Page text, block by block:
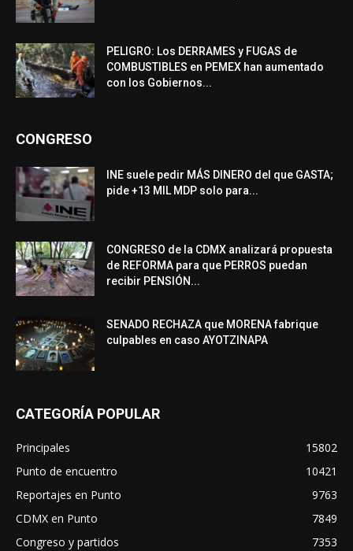
PELIGRO: Los DERRAMES y FUGAS de
COMBUSTIBLES en PEMEX han aumentado
con los Gobiernos...
CONGRESO
INE suele pedir MÁS DINERO del que GASTA;
pide +13 MIL MDP solo para...
CONGRESO de la CDMX analizará propuesta
de REFORMA para que PERROS puedan
recibir PENSIÓN...
SENADO RECHAZA que MORENA fabrique
culpables en caso AYOTZINAPA
CATEGORÍA POPULAR
Principales
15802
Punto de encuentro
10421
Reportajes en Punto
9763
CDMX en Punto
7849
Congreso y partidos
7353